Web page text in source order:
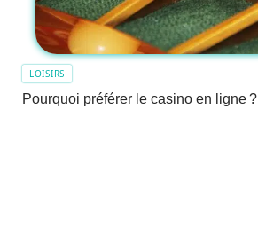
LOISIRS
Pourquoi préférer le casino en ligne ?